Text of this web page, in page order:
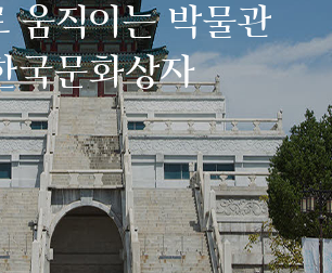
움직이는 박물관
국문화상자